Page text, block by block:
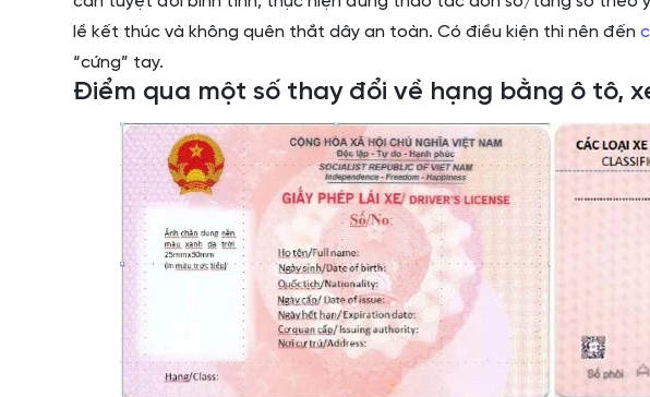
lề kết thúc và không quên thắt dây an toàn. Có điều kiện thì nên đến
“cứng” tay.
Điểm qua một số thay đổi về hạng bằng ô tô,